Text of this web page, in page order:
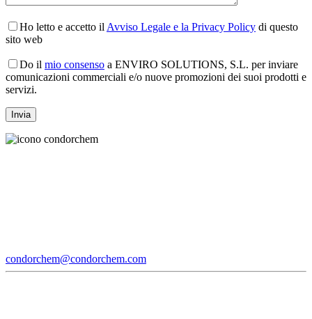
Ho letto e accetto il Avviso Legale e la Privacy Policy di questo
sito web
Do il mio consenso a ENVIRO SOLUTIONS, S.L. per inviare
comunicazioni commerciali e/o nuove promozioni dei suoi prodotti e
servizi.
condorchem@condorchem.com